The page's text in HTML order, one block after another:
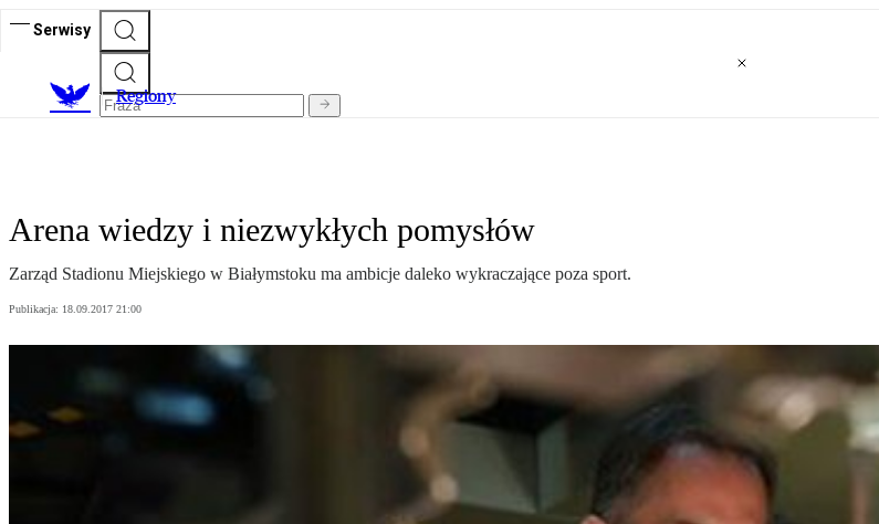
Serwisy
Regiony
Arena wiedzy i niezwykłych pomysłów
Zarząd Stadionu Miejskiego w Białymstoku ma ambicje daleko wykraczające poza sport.
Publikacja: 18.09.2017 21:00